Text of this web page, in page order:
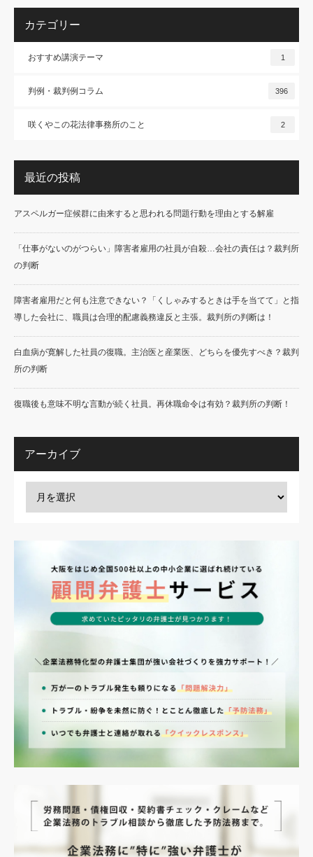
カテゴリー
おすすめ講演テーマ 1
判例・裁判例コラム 396
咲くやこの花法律事務所のこと 2
最近の投稿
アスペルガー症候群に由来すると思われる問題行動を理由とする解雇
「仕事がないのがつらい」障害者雇用の社員が自殺…会社の責任は？裁判所
の判断
障害者雇用だと何も注意できない？「くしゃみするときは手を当てて」と指
導した会社に、職員は合理的配慮義務違反と主張。裁判所の判断は！
白血病が寛解した社員の復職。主治医と産業医、どちらを優先すべき？裁判
所の判断
復職後も意味不明な言動が続く社員。再休職命令は有効？裁判所の判断！
アーカイブ